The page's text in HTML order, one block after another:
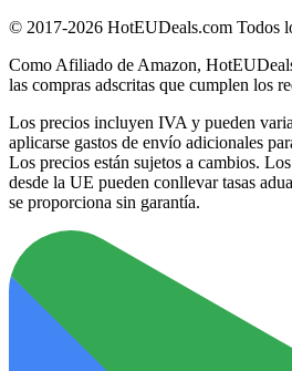
© 2017-2026 HotEUDeals.com Todos
Como Afiliado de Amazon,
las compras adscritas que cumplen los
Los precios incluyen IVA y pueden
aplicarse gastos de envío adicionales
Los precios están sujetos a cambios.
desde la UE pueden conllevar tasas
se proporciona sin garantía.